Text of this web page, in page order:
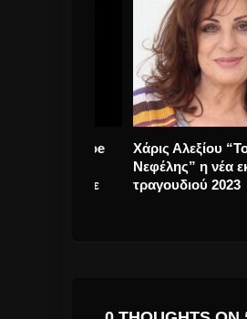
Χάρις Αλεξίου “Το
Νεφέλης” η νέα
τραγουδιού 2023